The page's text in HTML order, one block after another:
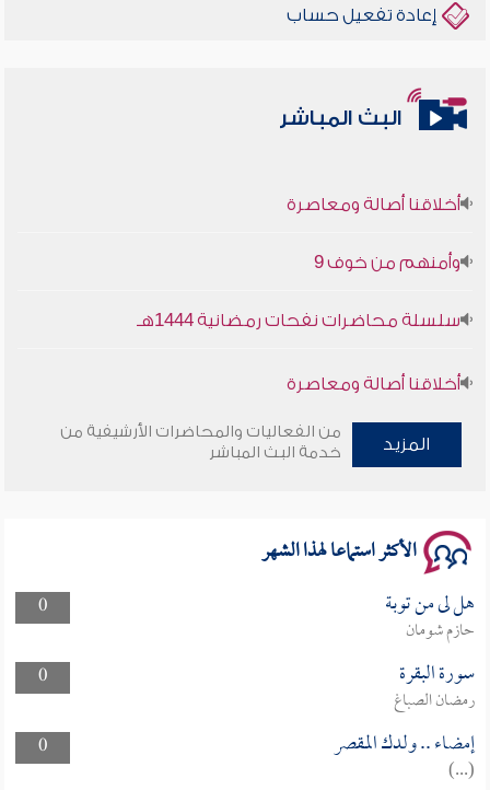
إعادة تفعيل حساب
البث المباشر
أخلاقنا أصالة ومعاصرة
وأمنهم من خوف 9
أخلاقنا أصالة ومعاصرة
وأمنهم من خوف 9
المزيد
من الفعاليات والمحاضرات الأرشيفية من
خدمة البث المباشر
الأكثر استماعا لهذا الشهر
0 هل لى من توبة
حازم شومان
0
سورة البقرة
رمضان الصباغ
0
إمضاء .. ولدك المقصر
(...)